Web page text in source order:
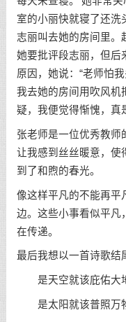
室的小丽快就寝了还洗
志丽叫去她的房间里。
她要批评段志丽，但后
原因，她说：“老师怕
我去她的房间用吹风机
疑，我便觉得惭愧，真
张老师是一位优秀教师
让我感到丝丝暖意，使
到了和煦的春光。
像这样平凡的不能再平
边。这些小事看似平凡
在传递。
最后我想以一首诗歌结
是天空就该庇佑大
是太阳就该普照万